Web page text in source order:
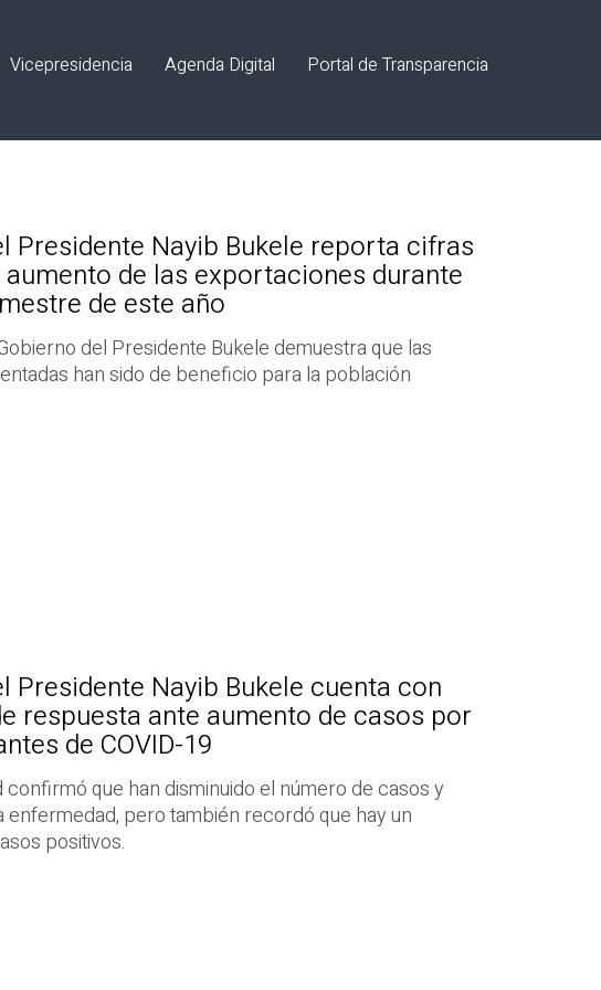
Vicepresidencia Agenda Digital Portal de Transparencia
Presidente Nayib Bukele reporta cifras
de las exportaciones durante
de este año
del Presidente Bukele demuestra que las
han sido de beneficio para la población
Presidente Nayib Bukele cuenta con
respuesta ante aumento de casos por
de COVID-19
confirmó que han disminuido el número de casos y
enfermedad, pero también recordó que hay un
positivos.